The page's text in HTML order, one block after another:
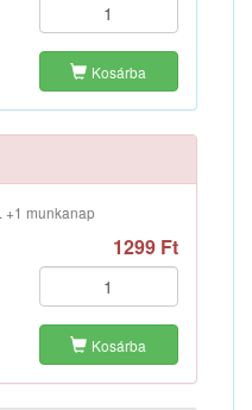
Kosárba
+1 munkanap
1299 Ft
Kosárba